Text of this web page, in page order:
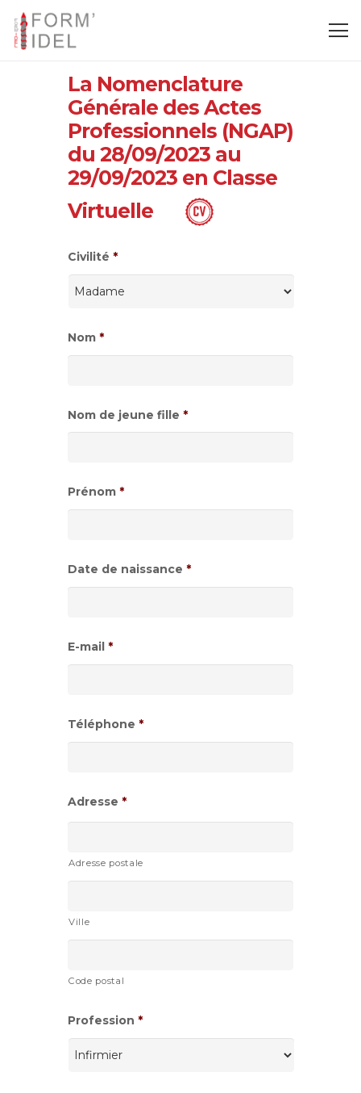
La Nomenclature
Générale des Actes
Professionnels (NGAP)
du 28/09/2023 au
29/09/2023 en Classe
Virtuelle
Civilité *
Nom *
Nom de jeune fille *
Prénom *
Date de naissance *
de
date
MM
E-mail *
Téléphone *
Adresse *
Adresse postale
Ville
Code postal
Profession *